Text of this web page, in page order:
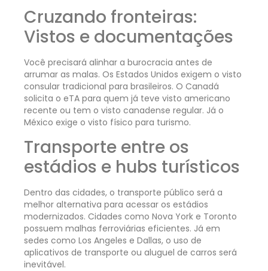
Cruzando fronteiras:
Vistos e documentações
Você precisará alinhar a burocracia antes de
arrumar as malas. Os Estados Unidos exigem o visto
consular tradicional para brasileiros. O Canadá
solicita o eTA para quem já teve visto americano
recente ou tem o visto canadense regular. Já o
México exige o visto físico para turismo.
Transporte entre os
estádios e hubs turísticos
Dentro das cidades, o transporte público será a
melhor alternativa para acessar os estádios
modernizados. Cidades como Nova York e Toronto
possuem malhas ferroviárias eficientes. Já em
sedes como Los Angeles e Dallas, o uso de
aplicativos de transporte ou aluguel de carros será
inevitável.